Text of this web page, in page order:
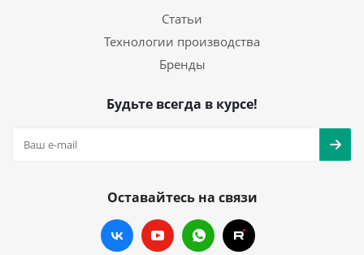
Статьи
Технологии производства
Бренды
Будьте всегда в курсе!
Оставайтесь на связи